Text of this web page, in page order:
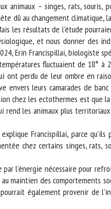
– singes, rats, souris,
dû au changement climatique, la
les résultats de l’étude
et nous donner des
Erin Francispillai, biologiste
fluctuaient de 18° à
ont perdu de leur ombre en
leurs camarades de banc
chez les ectothermes est que la
rend les animaux plus territoriaux
Francispillai, parce qu’ils
chez certains singes, rats,
l’énergie nécessaire pour
maintien des comportements
également provenir de